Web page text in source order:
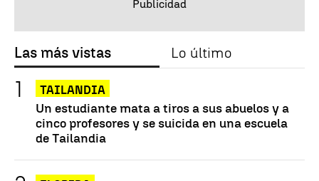
Las más vistas Lo último
TAILANDIA
Un estudiante mata a tiros a sus abuelos y a
cinco profesores y se suicida en una escuela
de Tailandia